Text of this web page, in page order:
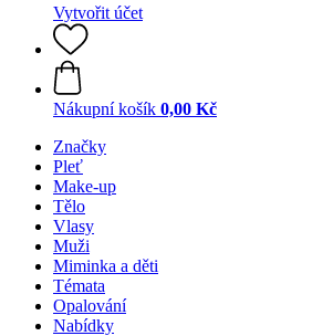
Vytvořit účet
Nákupní košík 0,00 Kč
Značky
Pleť
Make-up
Tělo
Vlasy
Muži
Miminka a děti
Témata
Opalování
Nabídky